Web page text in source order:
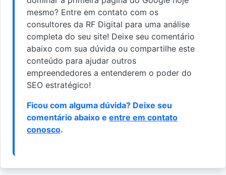
mesmo? Entre em contato com os
consultores da RF Digital para uma análise
completa do seu site! Deixe seu comentário
abaixo com sua dúvida ou compartilhe este
conteúdo para ajudar outros
empreendedores a entenderem o poder do
SEO estratégico!
Ficou com alguma dúvida? Deixe seu
comentário abaixo e entre em contato
conosco.